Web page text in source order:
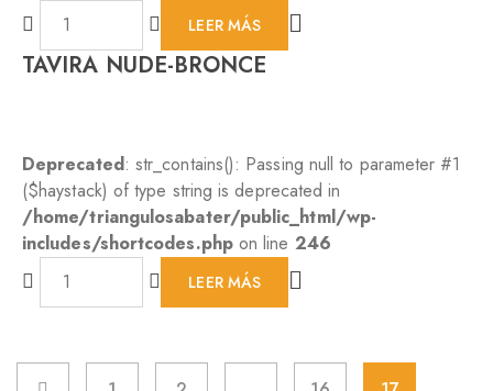
LEER MÁS
TAVIRA NUDE-BRONCE
Deprecated: str_contains(): Passing null to parameter #1
($haystack) of type string is deprecated in
/home/triangulosabater/public_html/wp-
includes/shortcodes.phpon line 246
LEER MÁS